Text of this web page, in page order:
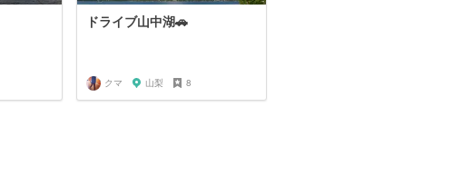
ドライブ山中湖🚗
クマ 山梨 8